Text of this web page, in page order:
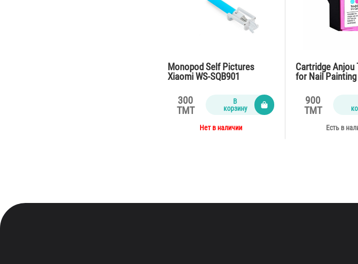
Monopod Self Pictures
Xiaomi WS-SQB901
300
TMT
В
корзину
Нет в наличии
Cartridge Anjou
for Nail
900
TMT
Есть в